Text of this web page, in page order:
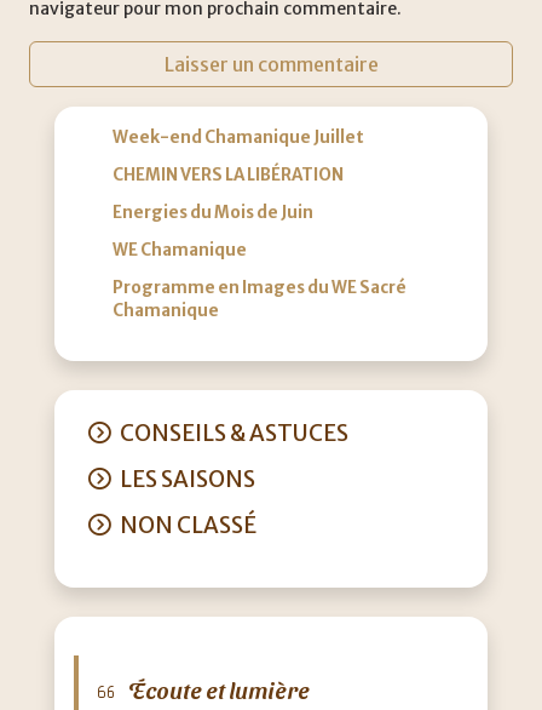
navigateur pour mon prochain commentaire.
Week-end Chamanique Juillet
CHEMIN VERS LA LIBÉRATION
Energies du Mois de Juin
WE Chamanique
Programme en Images du WE Sacré
Chamanique
CONSEILS & ASTUCES
LES SAISONS
NON CLASSÉ
Écoute et lumière